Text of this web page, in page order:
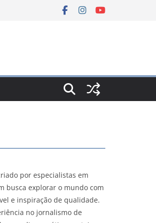
por especialistas em
busca explorar o mundo com
e inspiração de qualidade.
no jornalismo de